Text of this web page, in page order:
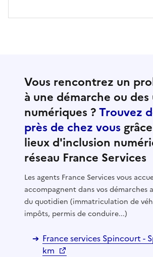
Vous rencontrez un
à une démarche ou des
numériques ?Trouvez
près de chez vous
lieux d'inclusion
réseau France Services
Les agents France Services vous
accompagnent dans vos démarches
du quotidien (immatriculation de
impôts, permis de conduire...)
France services Spincourt -
km